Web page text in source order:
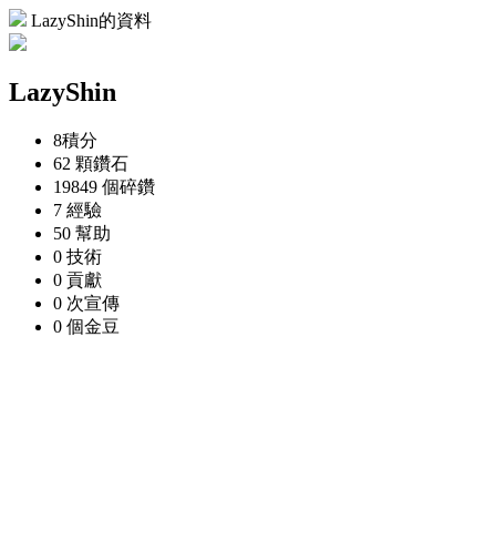
LazyShin的資料
LazyShin
8積分
62 顆鑽石
19849 個碎鑽
7 經驗
50 幫助
0 技術
0 貢獻
0 次宣傳
0 個金豆